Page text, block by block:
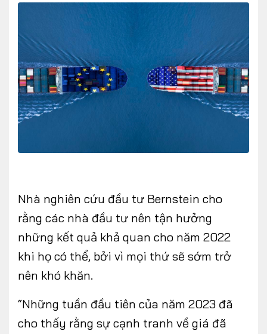
Nhà nghiên cứu đầu tư Bernstein cho
rằng các nhà đầu tư nên tận hưởng
những kết quả khả quan cho năm 2022
khi họ có thể, bởi vì mọi thứ sẽ sớm trở
nên khó khăn.
“Những tuần đầu tiên của năm 2023 đã
cho thấy rằng sự cạnh tranh về giá đã